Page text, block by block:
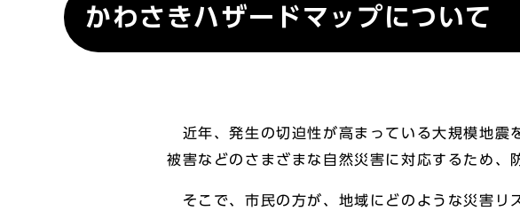
かわさきハザードマップについて
近年、発生の切迫性が高まっている大規模地震
被害などのさまざまな自然災害に対応するため、
そこで、市民の方が、地域にどのような災害リ